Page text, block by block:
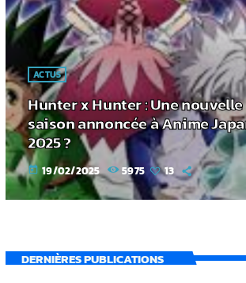
ACTUS
Hunter x Hunter : Une nouvelle
saison annoncée à Anime
2025 ?
today 19/02/2025 5975 13
DERNIÈRES PUBLICATIONS